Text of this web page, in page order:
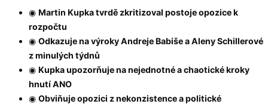
◉ Martin Kupka tvrdě zkritizoval postoje opozice k
rozpočtu
◉ Odkazuje na výroky Andreje Babiše a Aleny Schillerové
z minulých týdnů
◉ Kupka upozorňuje na nejednotné a chaotické kroky
hnutí ANO
◉ Obviňuje opozici z nekonzistence a politické